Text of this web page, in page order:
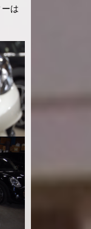
は